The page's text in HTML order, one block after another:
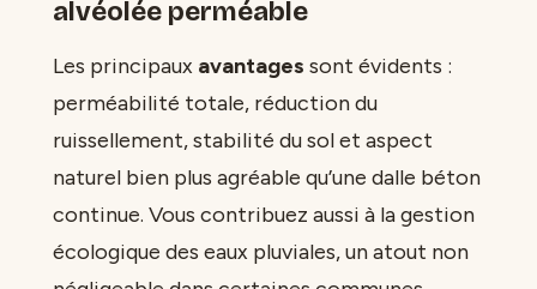
alvéolée perméable
Les principaux avantages sont évidents :
perméabilité totale, réduction du
ruissellement, stabilité du sol et aspect
naturel bien plus agréable qu’une dalle béton
continue. Vous contribuez aussi à la gestion
écologique des eaux pluviales, un atout non